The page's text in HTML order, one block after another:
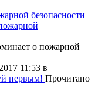
безопасности
о пожарной
11:53 в
первым! Прочитано